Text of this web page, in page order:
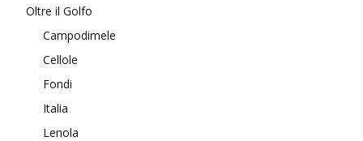
Oltre il Golfo
Campodimele
Cellole
Fondi
Italia
Lenola